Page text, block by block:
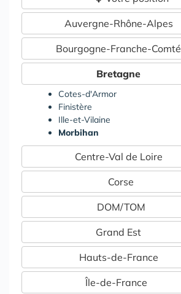
Auvergne-Rhône-Alpes
Bourgogne-Franche-Comté
Bretagne
Cotes-d'Armor
Finistère
Ille-et-Vilaine
Morbihan
Centre-Val de Loire
Corse
DOM/TOM
Grand Est
Hauts-de-France
Île-de-France